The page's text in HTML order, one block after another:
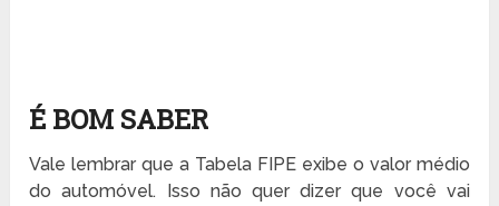
É BOM SABER
Vale lembrar que a Tabela FIPE exibe o valor médio
do automóvel. Isso não quer dizer que você vai